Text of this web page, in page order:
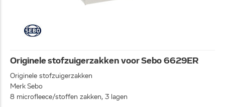
Originele stofzuigerzakken voor Sebo 6629ER
Originele stofzuigerzakken
Merk Sebo
8 microfleece/stoffen zakken, 3 lagen